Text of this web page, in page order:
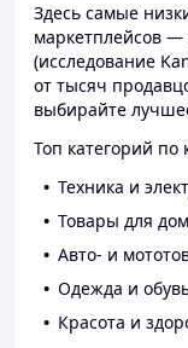
Здесь самые
маркетплейсов —
(исследование
от тысяч
выбирайте
Топ категорий по
Техника и
Товары для
Авто- и
Одежда и
Красота и